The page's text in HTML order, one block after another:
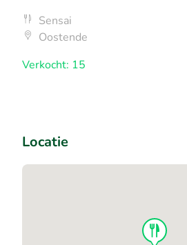
Sensai
Oostende
Verkocht: 15
Locatie